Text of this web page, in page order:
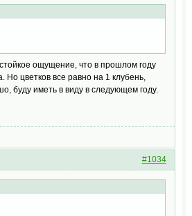
ощущение, что в прошлом году
цветков все равно на 1 клубень,
буду иметь в виду в следующем году.
#1034